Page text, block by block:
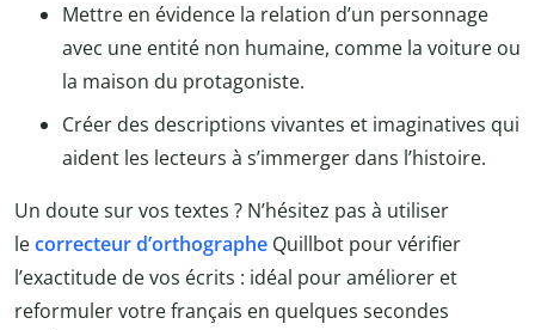
Mettre en évidence la relation d’un personnage
avec une entité non humaine, comme la voiture ou
la maison du protagoniste.
Créer des descriptions vivantes et imaginatives qui
aident les lecteurs à s’immerger dans l’histoire.
Un doute sur vos textes ? N’hésitez pas à utiliser
lecorrecteur d’orthographe Quillbot pour vérifier
l’exactitude de vos écrits : idéal pour améliorer et
reformuler votre français en quelques secondes